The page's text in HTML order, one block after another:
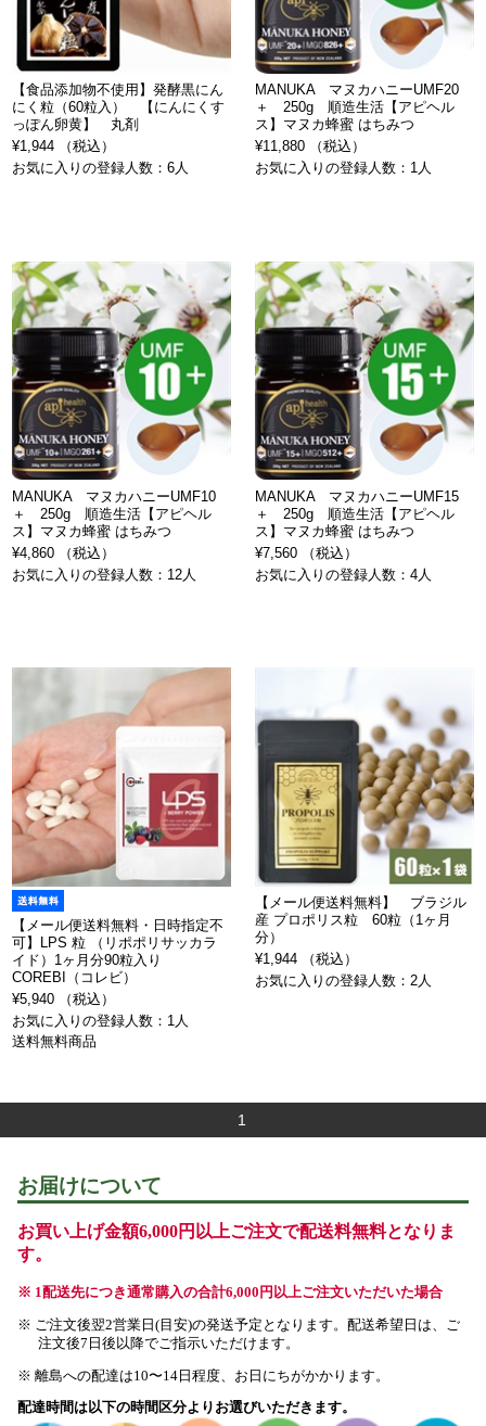
【食品添加物不使用】発酵黒にん
にく粒（60粒入） 【にんにくす
っぽん卵黄】 丸剤
¥1,944 （税込）
お気に入りの登録人数：6人
MANUKA マヌカハニーUMF20
＋ 250g 順造生活【アピヘル
ス】マヌカ蜂蜜 はちみつ
¥11,880 （税込）
お気に入りの登録人数：1人
MANUKA マヌカハニーUMF10
＋ 250g 順造生活【アピヘル
ス】マヌカ蜂蜜 はちみつ
¥4,860 （税込）
お気に入りの登録人数：12人
MANUKA マヌカハニーUMF15
＋ 250g 順造生活【アピヘル
ス】マヌカ蜂蜜 はちみつ
¥7,560 （税込）
お気に入りの登録人数：4人
【メール便送料無料・日時指定不
可】LPS 粒 （リポポリサッカラ
イド）1ヶ月分90粒入り
COREBI（コレビ）
¥5,940 （税込）
お気に入りの登録人数：1人
送料無料商品
【メール便送料無料】 ブラジル
産 プロポリス粒 60粒（1ヶ月
分）
¥1,944 （税込）
お気に入りの登録人数：2人
1